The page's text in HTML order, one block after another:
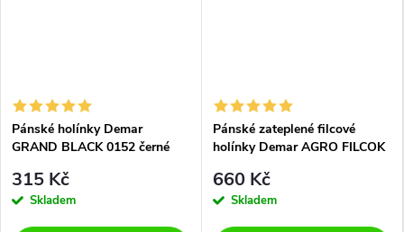
Pánské holínky Demar
GRAND BLACK 0152 černé
315 Kč
Skladem
Pánské zateplené filcové
holínky Demar AGRO FILCOK
660 Kč
Skladem